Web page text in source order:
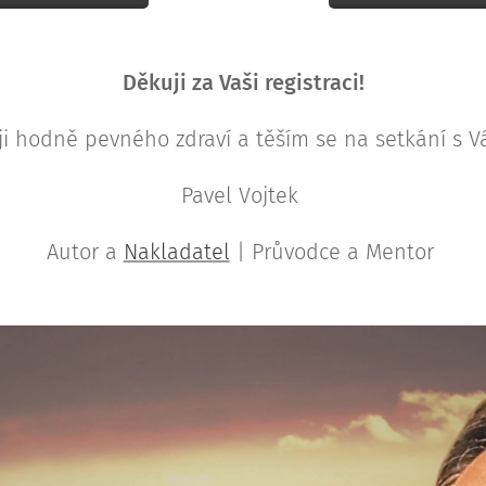
Děkuji za Vaši registraci!
hodně pevného zdraví a těším se na setkání s
Pavel Vojtek
Autor a Nakladatel | Průvodce a Mentor